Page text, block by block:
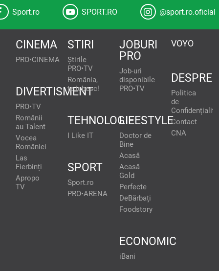
Sport.ro SPORT.RO @sport.ro.oficial
CINEMA
PRO•CINEMA
DIVERTISMENT
PRO•TV
Românii
au Talent
Vocea
României
Las
Fierbinți
Apropo
TV
STIRI
Știrile
PRO•TV
România,
te iubesc!
TEHNOLOGIE
I Like IT
SPORT
Sport.ro
PRO•ARENA
JOBURI
PRO
Job-uri
disponibile
PRO•TV
LIFESTYLE
Doctor de
Bine
Acasă
Acasă
Gold
Perfecte
DeBărbați
Foodstory
ECONOMIC
iBani
VOYO
DESPRE
Politica
de
Contact
CNA